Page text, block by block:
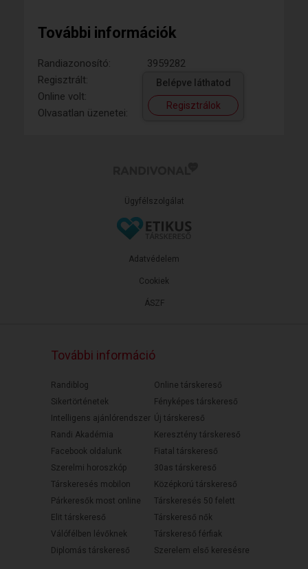
További információk
Randiazonosító:
3959282
Regisztrált:
Online volt:
Olvasatlan üzenetei:
Belépve láthatod
Regisztrálok
Ügyfélszolgálat
ÁSZF
Adatvédelem
Cookiek
További információ
Randiblog
Sikertörténetek
Intelligens ajánlórendszer
Randi Akadémia
Facebook oldalunk
Szerelmi horoszkóp
Társkeresés mobilon
Párkeresők most online
Elit társkereső
Válófélben lévőknek
Diplomás társkereső
Online társkereső
Fényképes társkereső
Új társkereső
Keresztény társkereső
Fiatal társkereső
30as társkereső
Középkorú társkereső
Társkeresés 50 felett
Társkereső nők
Társkereső férfiak
Szerelem első keresésre